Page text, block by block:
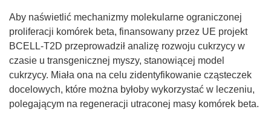
Aby naświetlić mechanizmy molekularne ograniczonej
proliferacji komórek beta, finansowany przez UE projekt
BCELL-T2D przeprowadził analizę rozwoju cukrzycy w
czasie u transgenicznej myszy, stanowiącej model
cukrzycy. Miała ona na celu zidentyfikowanie cząsteczek
docelowych, które można byłoby wykorzystać w leczeniu,
polegającym na regeneracji utraconej masy komórek beta.